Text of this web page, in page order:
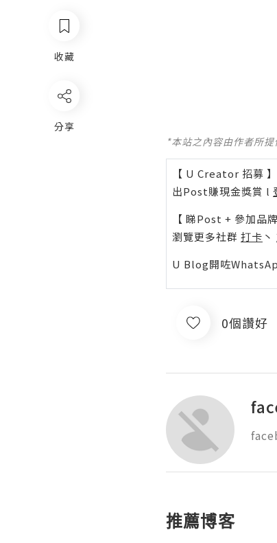
收藏
分享
*本站之內容由作者所
【 U Creator 招募 】
出Post賺現金獎賞 l
【 睇Post + 參加品牌
瀏覽更多社群 打卡 丶
U Blog開咗
0個讚好
推薦博客